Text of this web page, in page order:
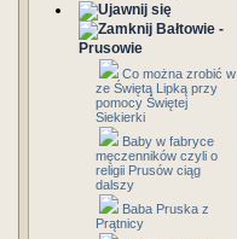
Bałtowie -
Prusowie
Co można zrobić w
ze Świętą Lipką przy
pomocy Świętej
Siekierki
Baby w fabryce
męczenników czyli o
religii Prusów ciąg
dalszy
Baba Pruska z
Prątnicy